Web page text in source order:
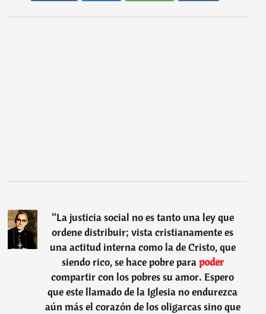
“La justicia social no es tanto una ley que
ordene distribuir; vista cristianamente es
una actitud interna como la de Cristo, que
siendo rico, se hace pobre parapoder
compartir con los pobres su amor. Espero
que este llamado de la Iglesia no endurezca
aún más el corazón de los oligarcas sino que